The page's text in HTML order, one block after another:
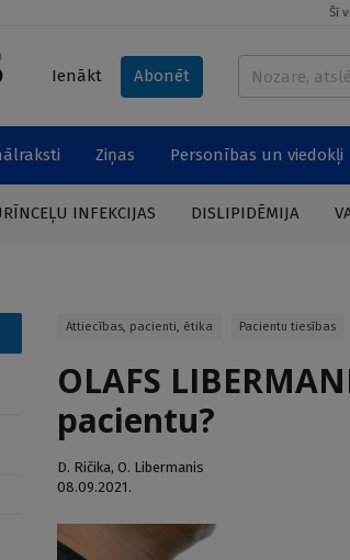
Šī
Ienākt Abonēt
Ziņas Personības un viedokļi
INFEKCIJAS DISLIPIDĒMIJA
Attiecības, pacienti, ētika Pacientu tiesības
OLAFS
pacientu?
D. Ričika, O. Libermanis
08.09.2021.